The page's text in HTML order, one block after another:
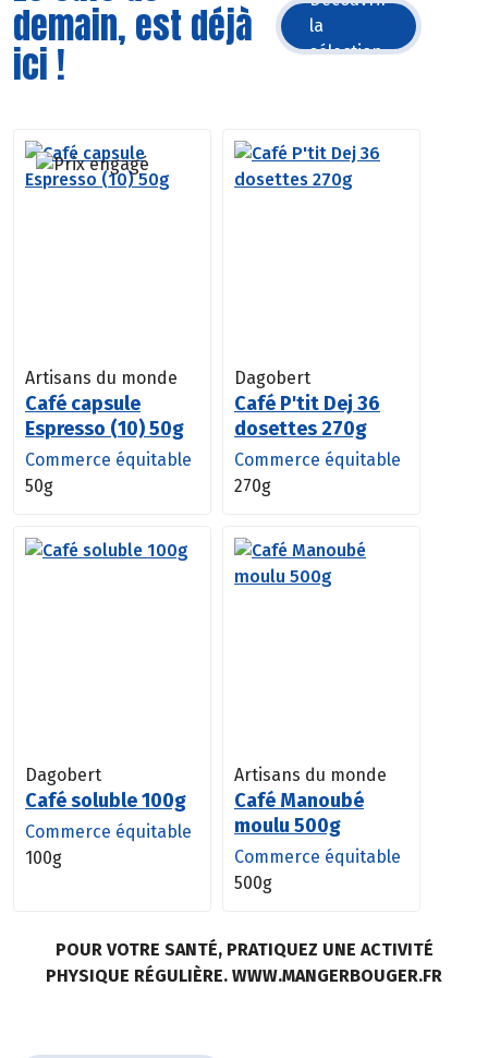
demain, est déjà
ici !
la
sélection
Artisans du monde
Café capsule
Espresso (10) 50g
Commerce équitable
50g
Dagobert
Café P'tit Dej 36
dosettes 270g
Commerce équitable
270g
Dagobert
Café soluble 100g
Commerce équitable
100g
Artisans du monde
Café Manoubé
moulu 500g
Commerce équitable
500g
POUR VOTRE SANTÉ, PRATIQUEZ UNE ACTIVITÉ
PHYSIQUE RÉGULIÈRE. WWW.MANGERBOUGER.FR